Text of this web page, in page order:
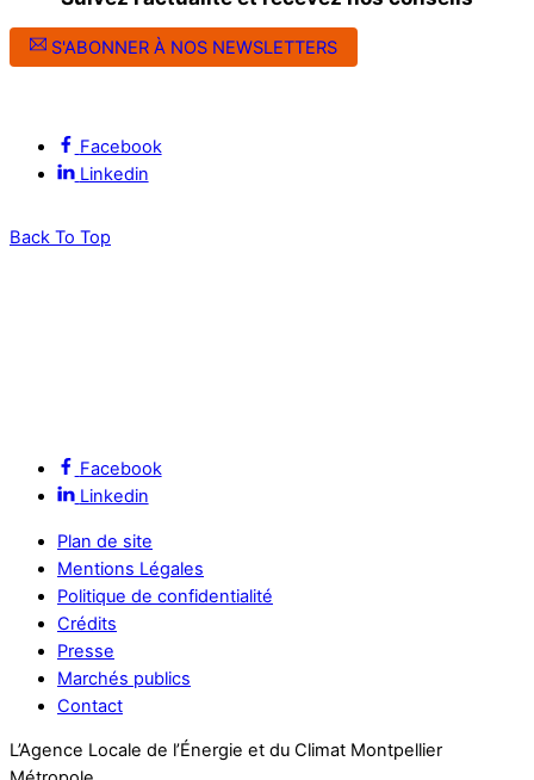
S'ABONNER À NOS NEWSLETTERS
Facebook
Linkedin
Back To Top
Facebook
Linkedin
Plan de site
Mentions Légales
Politique de confidentialité
Crédits
Presse
Marchés publics
Contact
L’Agence Locale de l’Énergie et du Climat Montpellier